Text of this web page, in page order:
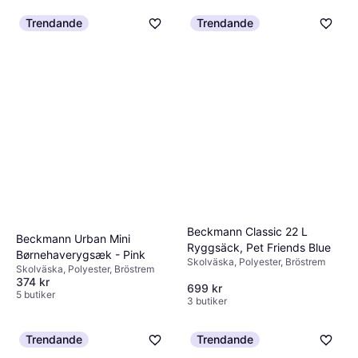
Trendande
Beckmann Urban Mini
Børnehaverygsæk - Pink
Skolväska, Polyester, Bröstrem
374 kr
5 butiker
Trendande
Beckmann Classic 22 L
Ryggsäck, Pet Friends Blue
Skolväska, Polyester, Bröstrem
699 kr
3 butiker
Trendande Trendande